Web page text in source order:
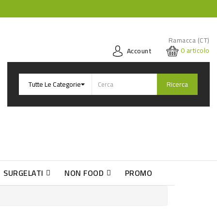
Ramacca (CT)
Account
0articolo
Ricerca
SURGELATI NON FOOD PROMO